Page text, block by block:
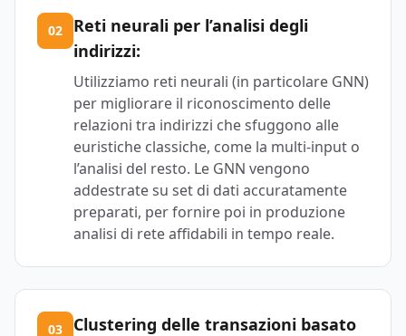
02
Reti neurali per l’analisi degli
indirizzi:
Utilizziamo reti neurali (in particolare GNN)
per migliorare il riconoscimento delle
relazioni tra indirizzi che sfuggono alle
euristiche classiche, come la multi-input o
l’analisi del resto. Le GNN vengono
addestrate su set di dati accuratamente
preparati, per fornire poi in produzione
analisi di rete affidabili in tempo reale.
03
Clustering delle transazioni basato